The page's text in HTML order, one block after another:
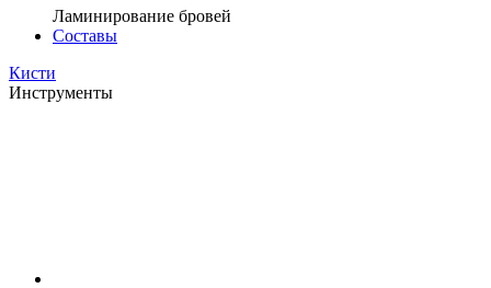
Ламинирование бровей
Составы
Кисти
Инструменты